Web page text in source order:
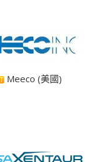
Meeco (美國)